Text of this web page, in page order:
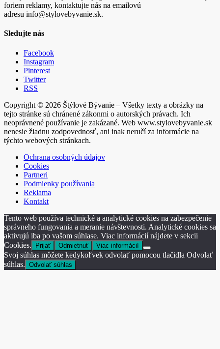
foriem reklamy, kontaktujte nás na emailovú
adresu info@stylovebyvanie.sk.
Sledujte nás
Facebook
Instagram
Pinterest
Twitter
RSS
Copyright © 2026 Štýlové Bývanie – Všetky texty a obrázky na
tejto stránke sú chránené zákonmi o autorských právach. Ich
neoprávnené používanie je zakázané. Web www.stylovebyvanie.sk
nenesie žiadnu zodpovednosť, ani inak neručí za informácie na
týchto webových stránkach.
Ochrana osobných údajov
Cookies
Partneri
Podmienky používania
Reklama
Kontakt
Tento web používa technické a analytické cookies na zabezpečenie
správneho fungovania a meranie návštevnosti. Analytické cookies sa
aktivujú iba po vašom súhlase. Viac informácií nájdete v sekcii
Cookies.
Prijať Odmietnuť Viac informácií
Svoj súhlas môžete kedykoľvek odvolať pomocou tlačidla Odvolať
súhlas. Odvolať súhlas